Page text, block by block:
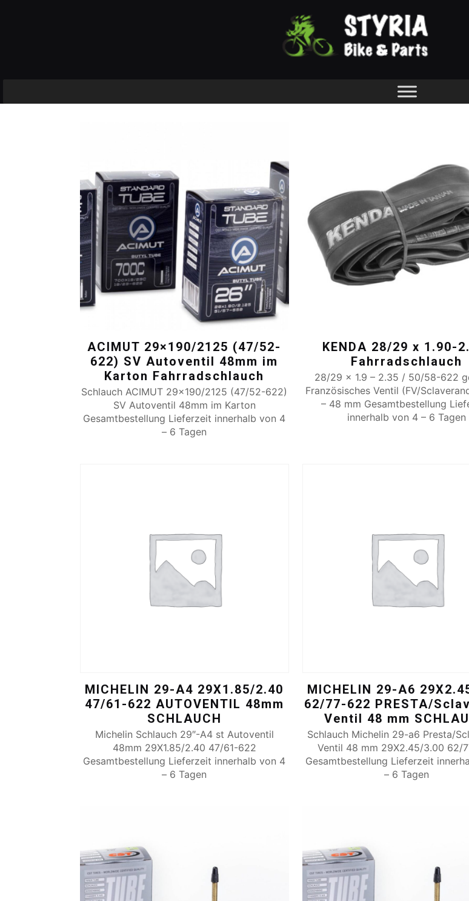
ACIMUT 29×190/2125 (47/52-
622) SV Autoventil 48mm im
Karton Fahrradschlauch
Schlauch ACIMUT 29×190/2125 (47/52-622)
SV Autoventil 48mm im Karton
Gesamtbestellung Lieferzeit innerhalb von 4
– 6 Tagen
KENDA 28/29 x 1.90-
Fahrradschlauch
28/29 x 1.9 – 2.35 / 50/58-622
Französisches Ventil (FV/
– 48 mm Gesamtbestellung
innerhalb von 4 – 6 Tagen
MICHELIN 29-A4 29X1.85/2.40
47/61-622 AUTOVENTIL 48mm
SCHLAUCH
Michelin Schlauch 29″-A4 st Autoventil
48mm 29X1.85/2.40 47/61-622
Gesamtbestellung Lieferzeit innerhalb von 4
– 6 Tagen
MICHELIN 29-A6
62/77-622 PRESTA/
Ventil 48 mm
Schlauch Michelin 29-a6 Presta/
Ventil 48 mm 29X2.45/3.00 62/
Gesamtbestellung Lieferzeit
– 6 Tagen